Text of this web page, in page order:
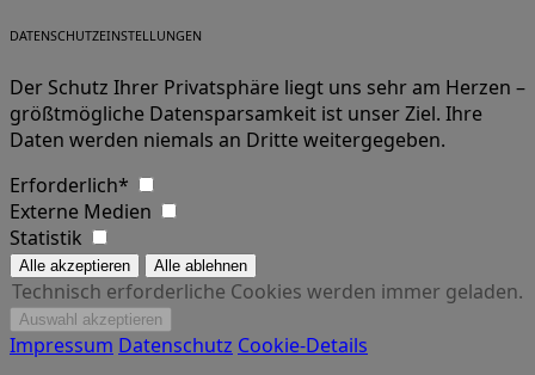
DATENSCHUTZEINSTELLUNGEN
Der Schutz Ihrer Privatsphäre liegt uns sehr am Herzen –
größtmögliche Datensparsamkeit ist unser Ziel. Ihre
Daten werden niemals an Dritte weitergegeben.
Erforderlich*
Externe Medien
Statistik
Technisch erforderliche Cookies werden immer geladen.
Impressum Datenschutz Cookie-Details